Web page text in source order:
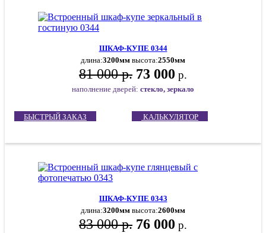
ШКАФ-КУПЕ 0344
длина:3200мм высота:2550мм
81 000 р. 73 000 р.
наполнение дверей: стекло, зеркало
БЫСТРЫЙ ЗАКАЗ КАЛЬКУЛЯТОР
ШКАФ-КУПЕ 0343
длина:3200мм высота:2600мм
83 000 р. 76 000 р.